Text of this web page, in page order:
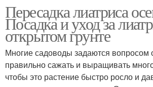
Пересадка лиатриса
Посадка и уход за
открытом грунте
Многие садоводы задаются вопросом
правильно сажать и выращивать
чтобы это растение быстро росло и